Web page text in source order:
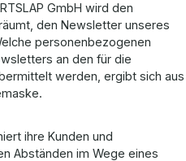
GmbH wird den
den Newsletter unseres
personenbezogenen
an den für die
werden, ergibt sich aus
ihre Kunden und
Abständen im Wege eines